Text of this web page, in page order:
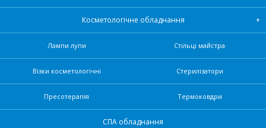
Косметологічне обладнання
Лампи лупи Стільці майстра
Візки косметологічні Стерилізатори
Пресотерапія Термоковдри
СПА обладнання